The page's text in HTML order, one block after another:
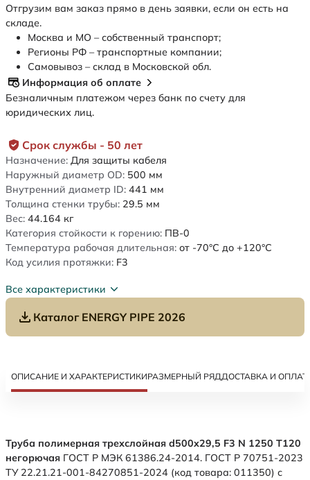
Срок службы - 50 лет
Назначение: Для защиты кабеля
Наружный диаметр OD: 500 мм
Внутренний диаметр ID: 441 мм
Толщина стенки трубы: 29.5 мм
Вес: 44.164 кг
Категория стойкости к горению: ПВ-0
Температура рабочая длительная: от -70°C до +120°C
Код усилия протяжки: F3
Все характеристики
Каталог ENERGY PIPE 2026
Отгрузим вам заказ прямо в день заявки, если он есть на
складе.
Москва и МО – собственный транспорт;
Регионы РФ – транспортные компании;
Самовывоз – склад в Московской обл.
Информация об оплате
Безналичным платежом через банк по счету для
юридических лиц.
ОПИСАНИЕ И ХАРАКТЕРИСТИКИРАЗМЕРНЫЙ РЯДДОСТАВКА И
Труба полимерная трехслойная d500x29,5 F3 N 1250 Т120
негорючая ГОСТ Р МЭК 61386.24-2014. ГОСТ Р 70751-2023
ТУ 22.21.21-001-84270851-2024 (код товара: 011350) с